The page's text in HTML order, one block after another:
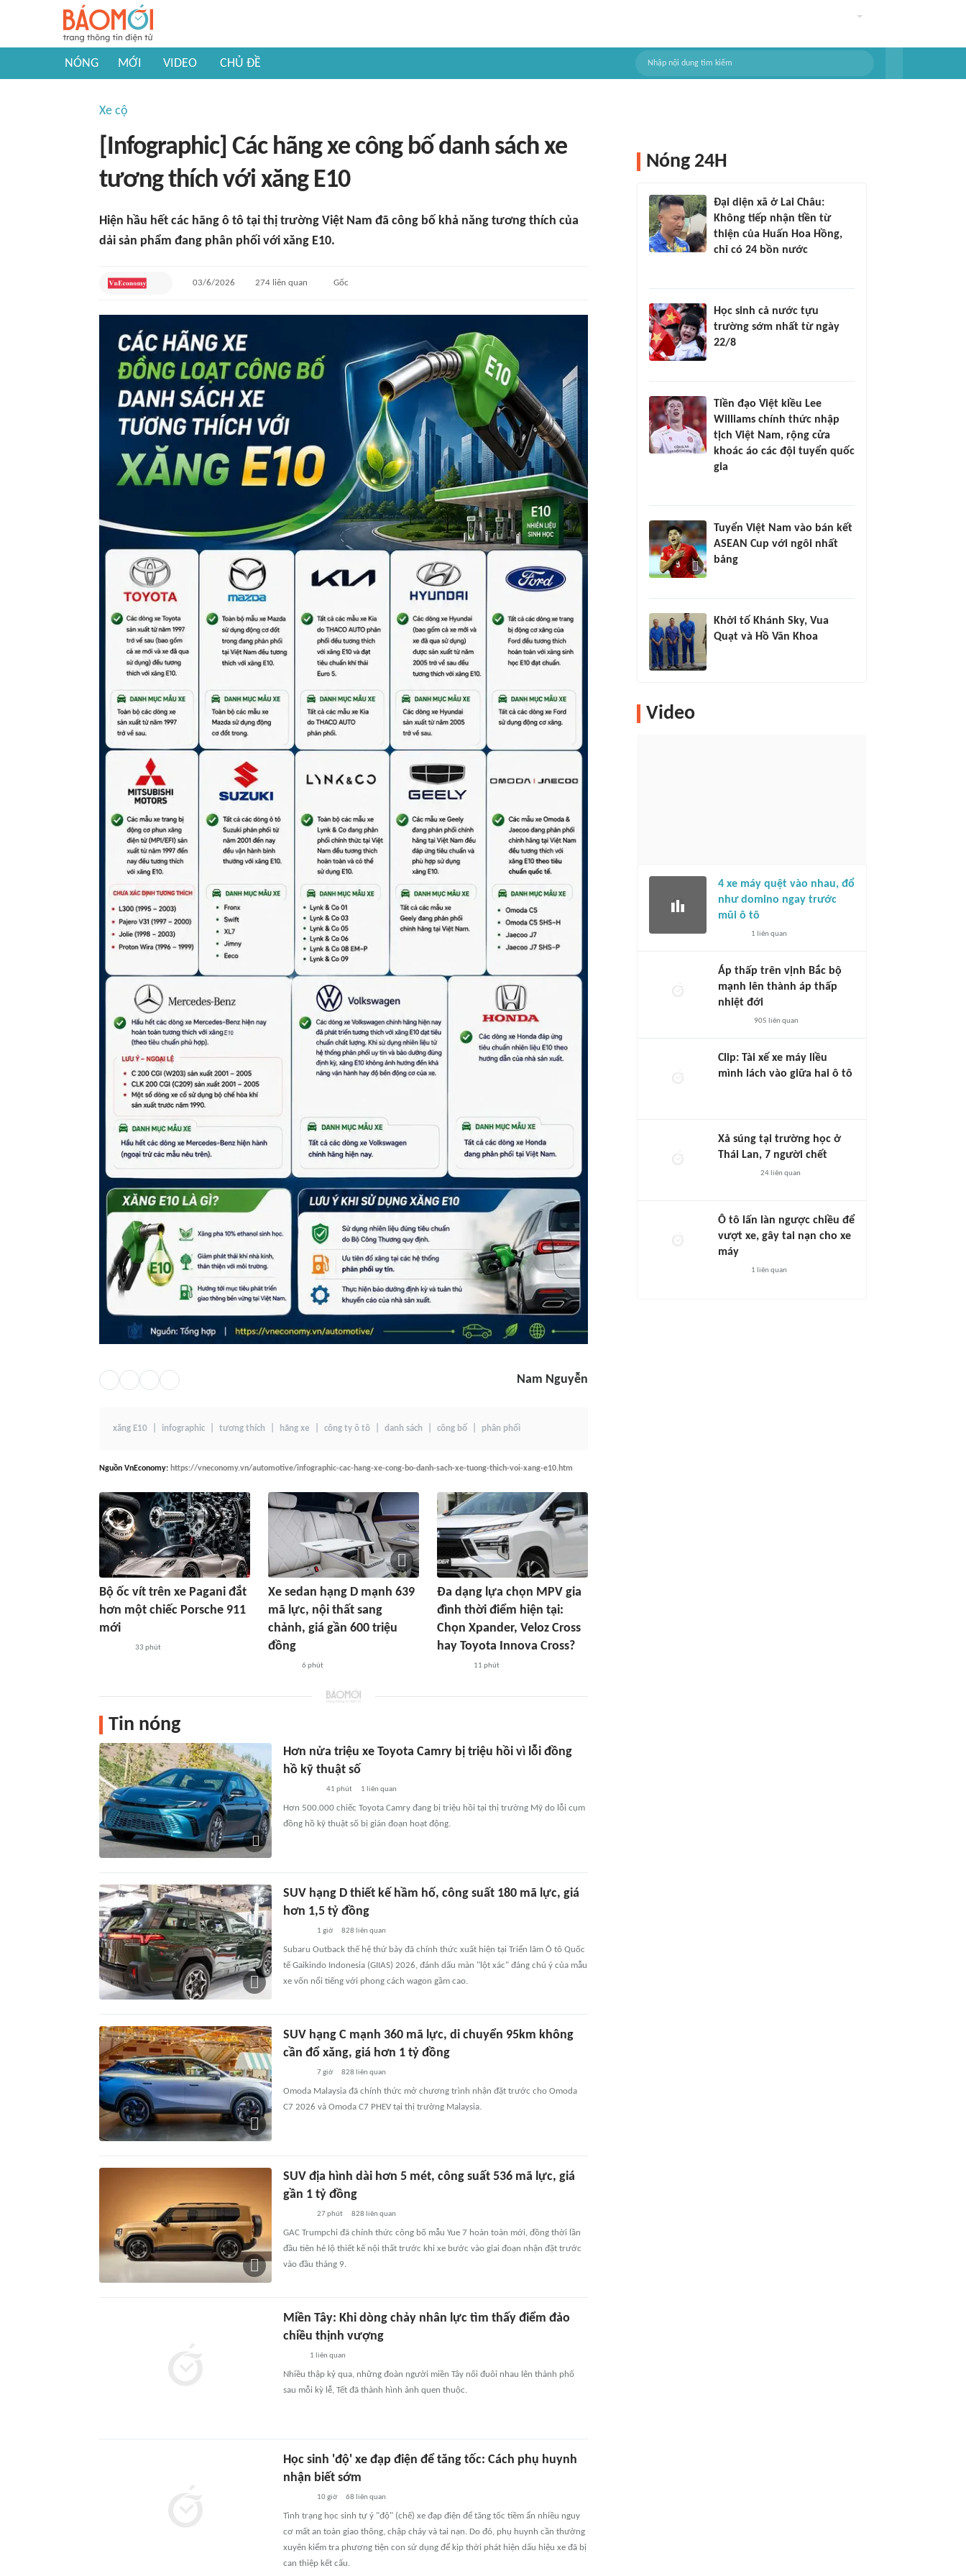
NÓNG MỚI VIDEO CHỦ ĐỀ
Xe cộ
[Infographic] Các hãng xe công bố danh sách xe
tương thích với xăng E10
Hiện hầu hết các hãng ô tô tại thị trường Việt Nam đã công bố khả năng tương thích của
dải sản phẩm đang phân phối với xăng E10.
03/6/2026 274liên quan Gốc
Nam Nguyễn
xăng E10 infographic tương thích hãng xe công ty ô tô danh sách công bố phân phối
Nguồn VnEconomy: https://vneconomy.vn/automotive/infographic-cac-hang-xe-cong-bo-danh-sach-xe-tuong-thich-voi-xang-e10.htm
Bộ ốc vít trên xe Pagani đắt
hơn một chiếc Porsche 911
mới
33 phút
Xe sedan hạng D mạnh 639
mã lực, nội thất sang
chảnh, giá gần 600 triệu
đồng
6 phút
Đa dạng lựa chọn MPV gia
đình thời điểm hiện tại:
Chọn Xpander, Veloz Cross
hay Toyota Innova Cross?
11 phút
Tin nóng
Hơn nửa triệu xe Toyota Camry bị triệu hồi vì lỗi đồng
hồ kỹ thuật số
41 phút 1 liên quan
Hơn 500.000 chiếc Toyota Camry đang bị triệu hồi tại thị trường Mỹ do lỗi cụm
đồng hồ kỹ thuật số bị gián đoạn hoạt động.
SUV hạng D thiết kế hầm hố, công suất 180 mã lực, giá
hơn 1,5 tỷ đồng
1 giờ 828 liên quan
Subaru Outback thế hệ thứ bảy đã chính thức xuất hiện tại Triển lãm Ô tô Quốc
tế Gaikindo Indonesia (GIIAS) 2026, đánh dấu màn "lột xác" đáng chú ý của mẫu
xe vốn nổi tiếng với phong cách wagon gầm cao.
SUV hạng C mạnh 360 mã lực, di chuyển 95km không
cần đổ xăng, giá hơn 1 tỷ đồng
7 giờ 828 liên quan
Omoda Malaysia đã chính thức mở chương trình nhận đặt trước cho Omoda
C7 2026 và Omoda C7 PHEV tại thị trường Malaysia.
SUV địa hình dài hơn 5 mét, công suất 536 mã lực, giá
gần 1 tỷ đồng
27 phút 828 liên quan
GAC Trumpchi đã chính thức công bố mẫu Yue 7 hoàn toàn mới, đồng thời lần
đầu tiên hé lộ thiết kế nội thất trước khi xe bước vào giai đoạn nhận đặt trước
vào đầu tháng 9.
Miền Tây: Khi dòng chảy nhân lực tìm thấy điểm đảo
chiều thịnh vượng
1 liên quan
Nhiều thập kỷ qua, những đoàn người miền Tây nối đuôi nhau lên thành phố
sau mỗi kỳ lễ, Tết đã thành hình ảnh quen thuộc.
Học sinh 'độ' xe đạp điện để tăng tốc: Cách phụ huynh
nhận biết sớm
10 giờ 68 liên quan
Tình trạng học sinh tự ý "độ" (chế) xe đạp điện để tăng tốc tiềm ẩn nhiều nguy
cơ mất an toàn giao thông, chập cháy và tai nạn. Do đó, phụ huynh cần thường
xuyên kiểm tra phương tiện con sử dụng để kịp thời phát hiện dấu hiệu xe đã bị
can thiệp kết cấu.
Nóng 24H
Đại diện xã ở Lai Châu:
Không tiếp nhận tiền từ
thiện của Huấn Hoa Hồng,
chỉ có 24 bồn nước
Học sinh cả nước tựu
trường sớm nhất từ ngày
22/8
Tiền đạo Việt kiều Lee
Williams chính thức nhập
tịch Việt Nam, rộng cửa
khoác áo các đội tuyển quốc
gia
Tuyển Việt Nam vào bán kết
ASEAN Cup với ngôi nhất
bảng
Khởi tố Khánh Sky, Vua
Quạt và Hồ Văn Khoa
Video
4 xe máy quệt vào nhau, đổ
như domino ngay trước
mũi ô tô
1 liên quan
Áp thấp trên vịnh Bắc bộ
mạnh lên thành áp thấp
nhiệt đới
905 liên quan
Clip: Tài xế xe máy liều
mình lách vào giữa hai ô tô
Xả súng tại trường học ở
Thái Lan, 7 người chết
24liên quan
Ô tô lấn làn ngược chiều để
vượt xe, gây tai nạn cho xe
máy
1 liên quan